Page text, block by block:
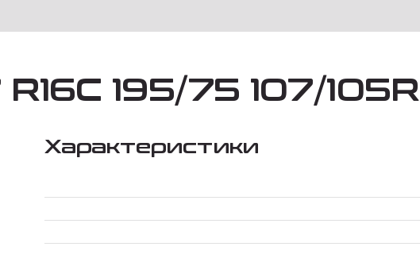
195/75 107/105R
Характеристики